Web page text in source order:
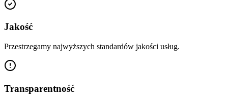
Jakość
Przestrzegamy najwyższych standardów jakości usług.
Transparentność